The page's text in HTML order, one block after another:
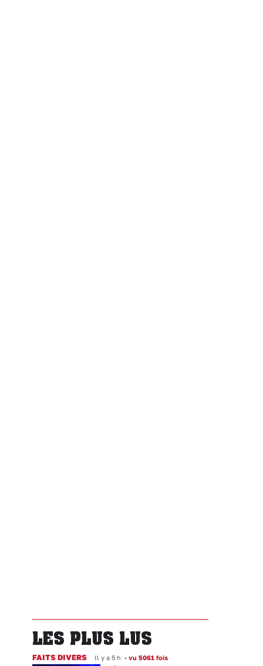
LES PLUS LUS
FAITS DIVERS Il y a 5 h • vu 5061 fois